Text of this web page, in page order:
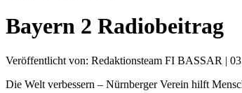
Bayern 2 Radiobeitrag
Veröffentlicht von: Redaktionsteam FI BASSAR |
Die Welt verbessern – Nürnberger Verein hilft